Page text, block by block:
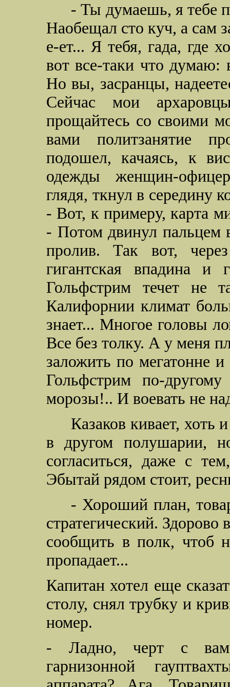
- Ты думаешь, я тебе
Наобещал сто куч, а сам
е-ет... Я тебя, гада, где
вот все-таки что думаю:
Но вы, засранцы,
Сейчас мои
прощайтесь со своими
вами политзанятие
подошел, качаясь, к
одежды женщин-
глядя, ткнул в середину
- Вот, к примеру, карта
- Потом двинул пальцем
пролив. Так вот,
гигантская впадина и
Гольфстрим течет не
Калифорнии климат
знает... Многое головы
Все без толку. А у меня
заложить по мегатонне
Гольфстрим по-
морозы!.. И воевать не
Казаков кивает,
в другом полушарии,
согласиться, даже с
Эбытай рядом стоит,
- Хороший план,
стратегический.
сообщить в полк, чтоб
пропадает...
Капитан хотел еще
столу, снял трубку и
номер.
- Ладно, черт с
гарнизонной